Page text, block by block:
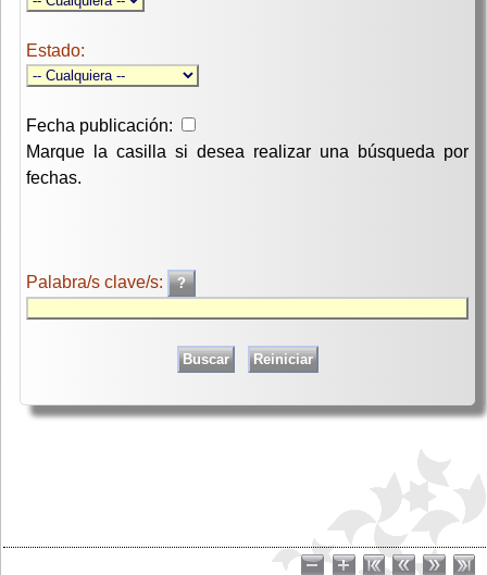
Estado:
Fecha publicación:
Marque la casilla si desea realizar una búsqueda por
fechas.
Palabra/s clave/s: